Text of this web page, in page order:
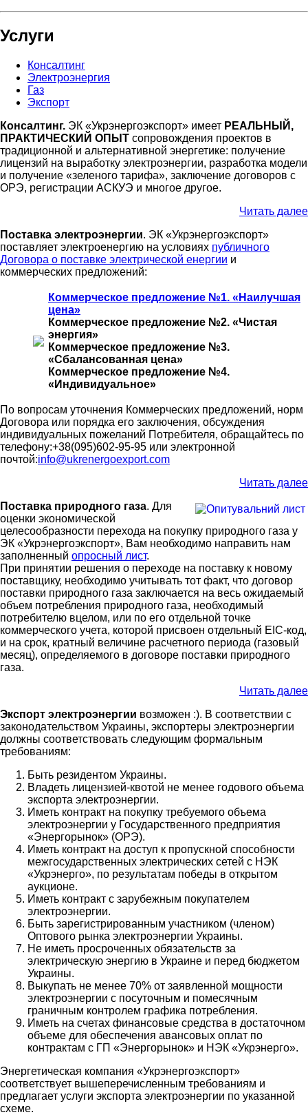
Услуги
Консалтинг
Электроэнергия
Газ
Экспорт
Консалтинг. ЭК «Укрэнергоэкспорт» имеет РЕАЛЬНЫЙ,
ПРАКТИЧЕСКИЙ ОПЫТ сопровождения проектов в
традиционной и альтернативной энергетике: получение
лицензий на выработку электроэнергии, разработка модели
и получение «зеленого тарифа», заключение договоров с
ОРЭ, регистрации АСКУЭ и многое другое.
Читать далее
Поставка электроэнергии. ЭК «Укрэнергоэкспорт»
поставляет электроенергию на условиях публичного
Договора о поставке электрической енергии и
коммерческих предложений:
Коммерческое предложение №1. «Наилучшая
цена»
Коммерческое предложение №2. «Чистая
энергия»
Коммерческое предложение №3.
«Сбалансованная цена»
Коммерческое предложение №4.
«Индивидуальное»
По вопросам уточнения Коммерческих предложений, норм
Договора или порядка его заключения, обсуждения
индивидуальных пожеланий Потребителя, обращайтесь по
телефону:+38(095)602-95-95 или электронной
почтой:info@ukrenergoexport.com
Читать далее
Поставка природного газа. Для
оценки экономической
целесообразности перехода на покупку природного газа у
ЭК «Укрэнергоэкспорт», Вам необходимо направить нам
заполненный опросный лист.
При принятии решения о переходе на поставку к новому
поставщику, необходимо учитывать тот факт, что договор
поставки природного газа заключается на весь ожидаемый
объем потребления природного газа, необходимый
потребителю вцелом, или по его отдельной точке
коммерческого учета, которой присвоен отдельный EIC-код,
и на срок, кратный величине расчетного периода (газовый
месяц), определяемого в договоре поставки природного
газа.
Читать далее
Экспорт электроэнергии возможен :). В соответствии с
законодательством Украины, экспортеры электроэнергии
должны соответствовать следующим формальным
требованиям:
Быть резидентом Украины.
Владеть лицензией-квотой не менее годового объема
экспорта электроэнергии.
Иметь контракт на покупку требуемого объема
электроэнергии у Государственного предприятия
«Энергорынок» (ОРЭ).
Иметь контракт на доступ к пропускной способности
межгосударственных электрических сетей с НЭК
«Укрэнерго», по результатам победы в открытом
аукционе.
Иметь контракт с зарубежным покупателем
электроэнергии.
Быть зарегистрированным участником (членом)
Оптового рынка электроэнергии Украины.
Не иметь просроченных обязательств за
электрическую энергию в Украине и перед бюджетом
Украины.
Выкупать не менее 70% от заявленной мощности
электроэнергии с посуточным и помесячным
граничным контролем графика потребления.
Иметь на счетах финансовые средства в достаточном
объеме для обеспечения авансовых оплат по
контрактам с ГП «Энергорынок» и НЭК «Укрэнерго».
Энергетическая компания «Укрэнергоэкспорт»
соответствует вышеперечисленным требованиям и
предлагает услуги экспорта электроэнергии по указанной
схеме.